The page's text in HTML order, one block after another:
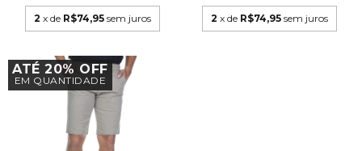
2 x de R$74,95 sem juros 2 x de R$74,95 sem juros
ATÉ 20% OFF
EM QUANTIDADE